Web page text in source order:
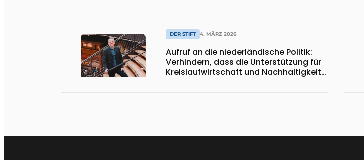
DER STIFT 4. MÄRZ 2026
Aufruf an die niederländische Politik:
Verhindern, dass die Unterstützung für
Kreislaufwirtschaft und Nachhaltigkeit